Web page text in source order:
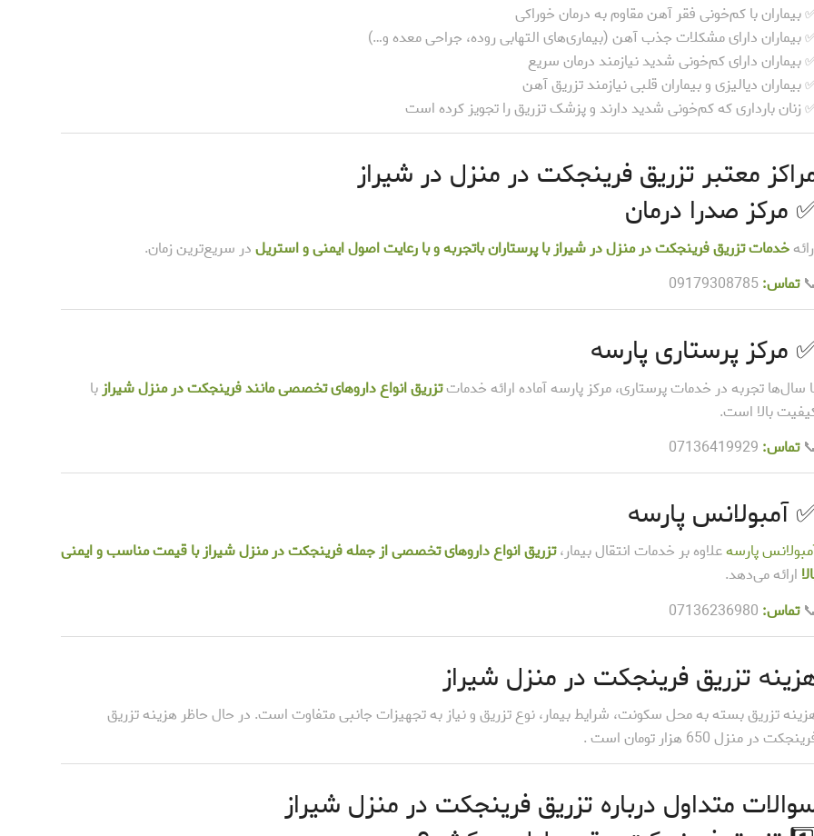
بیماران با کم‌خونی فقر آهن مقاوم به درمان خوراکی
بیماران دارای مشکلات جذب آهن (بیماری‌های التهابی روده، جراحی معده و…)
بیماران دارای کم‌خونی شدید نیازمند درمان سریع
بیماران دیالیزی و بیماران قلبی نیازمند تزریق آهن
زنان بارداری که کم‌خونی شدید دارند و پزشک تزریق را تجویز کرده است
معتبر تزریق فرینجکت در منزل در شیراز
مرکز صدرا درمان
خدمات تزریق فرینجکت در منزل در شیراز با پرستاران باتجربه و با رعایت اصول ایمنی و استریلدر سریع‌ترین زمان.
تماس:
مرکز پرستاری پارسه
سال‌ها تجربه در خدمات پرستاری، مرکز پارسه آماده ارائه خدماتتزریق انواع داروهای تخصصی مانند فرینجکت در منزل شیرازبا
بالا است.
تماس:
آمبولانس پارسه
پارسهعلاوه بر خدمات انتقال بیمار،تزریق انواع داروهای تخصصی از جمله فرینجکت در منزل شیراز با قیمت مناسب و ایمنی
ارائه می‌دهد.
تماس:
تزریق فرینجکت در منزل شیراز
تزریق بسته به محل سکونت، شرایط بیمار، نوع تزریق و نیاز به تجهیزات جانبی متفاوت است. در حال حاظر هزینه تزریق
در منزل 650 هزار تومان است .
متداول درباره تزریق فرینجکت در منزل شیراز